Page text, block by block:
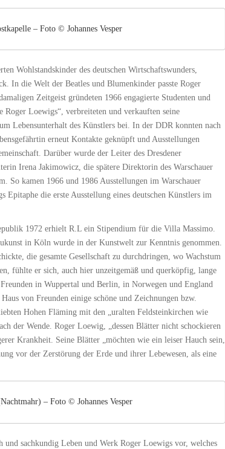
– Foto © Johannes Vesper
Wohlstandskinder des deutschen Wirtschaftswunders,
In die Welt der Beatles und Blumenkinder passte Roger
Zeitgeist gründeten 1966 engagierte Studenten und
Roger Loewigs“, verbreiteten und verkauften seine
Lebensunterhalt des Künstlers bei. In der DDR konnten nach
erneut Kontakte geknüpft und Ausstellungen
Darüber wurde der Leiter des Dresdener
Irena Jakimowicz, die spätere Direktorin des Warschauer
So kamen 1966 und 1986 Ausstellungen im Warschauer
Epitaphe die erste Ausstellung eines deutschen Künstlers im
1972 erhielt R.L ein Stipendium für die Villa Massimo.
in Köln wurde in der Kunstwelt zur Kenntnis genommen.
die gesamte Gesellschaft zu durchdringen, wo Wachstum
fühlte er sich, auch hier unzeitgemäß und querköpfig, lange
in Wuppertal und Berlin, in Norwegen und England
von Freunden einige schöne und Zeichnungen bzw.
Hohen Fläming mit den „uralten Feldsteinkirchen wie
der Wende. Roger Loewig, „dessen Blätter nicht schockieren
Krankheit. Seine Blätter „möchten wie ein leiser Hauch sein,
vor der Zerstörung der Erde und ihrer Lebewesen, als eine
– Foto © Johannes Vesper
sachkundig Leben und Werk Roger Loewigs vor, welches